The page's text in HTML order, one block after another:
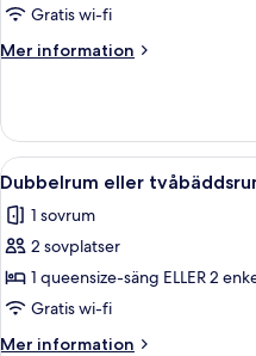
Gratis wi-fi
Mer information
Mer
Öppna
alla
foton
för
Dubbelrum
eller
tvåbäddsrum
5
Dubbelrum eller
1 sovrum
2 sovplatser
1 queensize-säng ELLER 2
Gratis wi-fi
Mer information
Mer